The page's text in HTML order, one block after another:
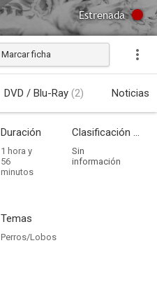
Estrenada
Marcar ficha
DVD / Blu-Ray (2) Noticias
Duración
1 hora y
56
minutos
Clasificación por edades
Sin
información
Temas
Perros/Lobos